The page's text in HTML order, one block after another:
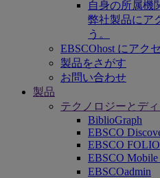
自身の所属機
弊社製品にア
う。
EBSCOhost にアク
製品をさがす
お問い合わせ
製品
テクノロジーとデ
BiblioGraph
EBSCO
EBSCO FOLIO
EBSCO Mobile
EBSCOadmin